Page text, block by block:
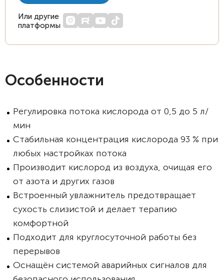
Или другие
платформы
Особенности
Регулировка потока кислорода от 0,5 до 5 л/
мин
Стабильная концентрация кислорода 93 % при
любых настройках потока
Производит кислород из воздуха, очищая его
от азота и других газов
Встроенный увлажнитель предотвращает
сухость слизистой и делает терапию
комфортной
Подходит для круглосуточной работы без
перерывов
Оснащён системой аварийных сигналов для